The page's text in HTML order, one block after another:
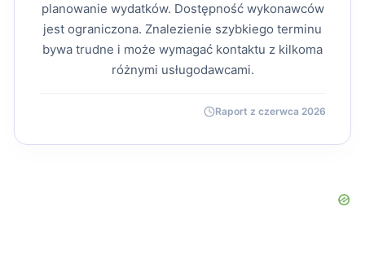
planowanie wydatków. Dostępność wykonawców
jest ograniczona. Znalezienie szybkiego terminu
bywa trudne i może wymagać kontaktu z kilkoma
różnymi usługodawcami.
Raport z czerwca 2026